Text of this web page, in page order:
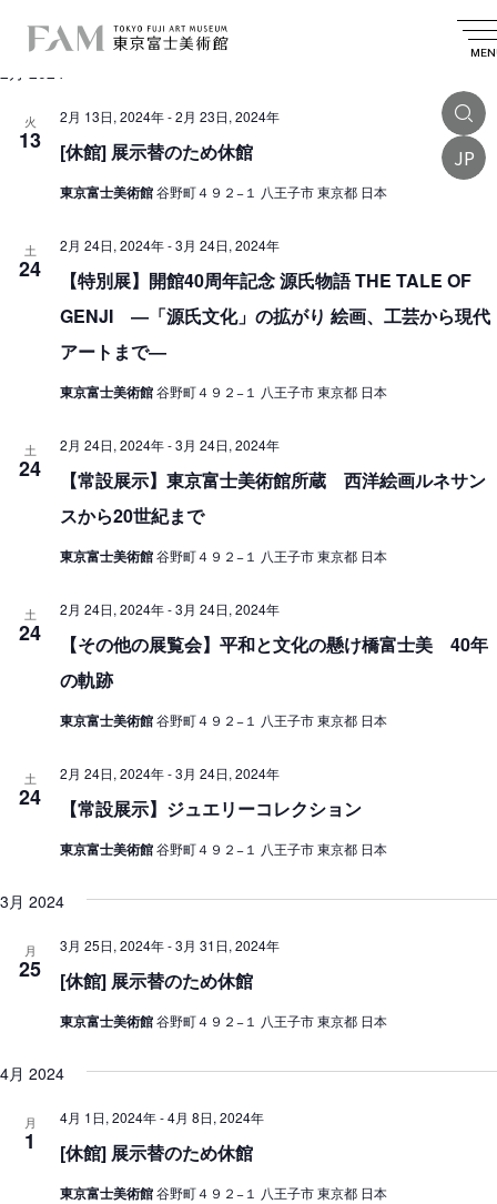
JP
ン
ト
ト
を
て
ナ
ョ
リ
ス
表
示
2024.02.13 - 2024.04.09
を
2月 2024
火
13 [休館] 展示替のため休館
2月 13日, 2024年-2月 23日, 2024年
東京富士美術館谷野町４９２−１ 八王子市 東京都 日本
土
24
【特別展】開館40周年記念 源氏物語 THE TALE OF
GENJI ―「源氏文化」の拡がり 絵画、工芸から現代
アートまで―
2月 24日, 2024年-3月 24日, 2024年
東京富士美術館谷野町４９２−１ 八王子市 東京都 日本
土
24
【常設展示】東京富士美術館所蔵 西洋絵画ルネサン
スから20世紀まで
2月 24日, 2024年-3月 24日, 2024年
東京富士美術館谷野町４９２−１ 八王子市 東京都 日本
土
24
【その他の展覧会】平和と文化の懸け橋富士美 40年
の軌跡
2月 24日, 2024年-3月 24日, 2024年
東京富士美術館谷野町４９２−１ 八王子市 東京都 日本
土
24 【常設展示】ジュエリーコレクション
2月 24日, 2024年-3月 24日, 2024年
東京富士美術館谷野町４９２−１ 八王子市 東京都 日本
3月 2024
月
25 [休館] 展示替のため休館
3月 25日, 2024年-3月 31日, 2024年
東京富士美術館谷野町４９２−１ 八王子市 東京都 日本
4月 2024
月
1 [休館] 展示替のため休館
4月 1日, 2024年-4月 8日, 2024年
東京富士美術館谷野町４９２−１ 八王子市 東京都 日本